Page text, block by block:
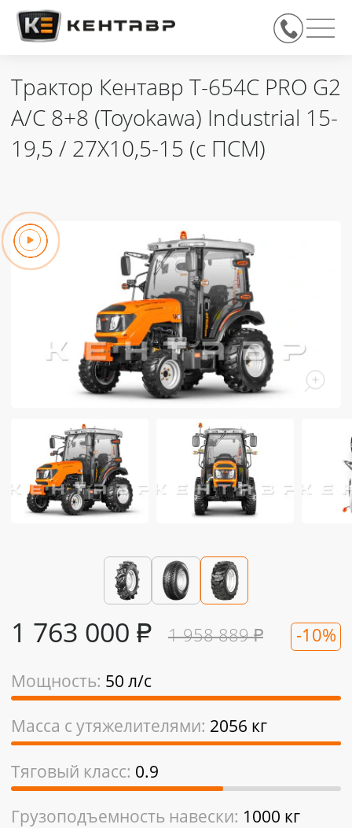
Трактор Кентавр Т-654С PRO G2
A/C 8+8 (Toyokawa) Industrial 15-
19,5 / 27X10,5-15 (с ПСМ)
1 958 889₽ -10%
1 763 000 ₽
Мощность: 50 л/с
Масса с утяжелителями: 2056 кг
Тяговый класс: 0.9
Грузоподъемность навески: 1000 кг